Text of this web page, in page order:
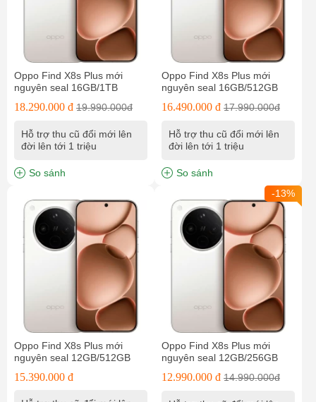
Oppo Find X8s Plus mới
nguyên seal 16GB/1TB
18.290.000 đ 19.990.000đ
Hỗ trợ thu cũ đổi mới lên
đời lên tới 1 triệu
So sánh
Oppo Find X8s Plus mới
nguyên seal 16GB/512GB
16.490.000 đ 17.990.000đ
Hỗ trợ thu cũ đổi mới lên
đời lên tới 1 triệu
So sánh
Oppo Find X8s Plus mới
nguyên seal 12GB/512GB
15.390.000 đ
-13%
Oppo Find X8s Plus mới
nguyên seal 12GB/256GB
12.990.000 đ 14.990.000đ